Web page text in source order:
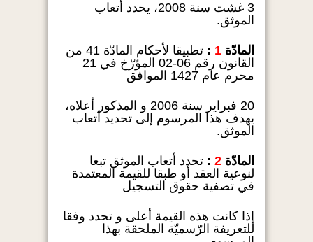
3 غشت سنة 2008، يحدد أتعاب
الموثق.
المادّة 1
:
تطبيقا لأحكام المادّة 41 من
القانون رقم 06-02 المؤرّخ في 21
محرم عام 1427 الموافق
20 فبراير سنة 2006 و المذكور أعلاه،
يهدف هذا المرسوم إلى تحديد أتعاب
الموثق.
المادّة 2
: تحدد أتعاب الموثق تبعا
لنوعية العقد أو طبقا للقيمة المعتمدة
في تصفية حقوق التسجيل
إذا كانت هذه القيمة أعلى و تحدد وفقا
للتعريفة الرّسميّة الملحقة بهذا